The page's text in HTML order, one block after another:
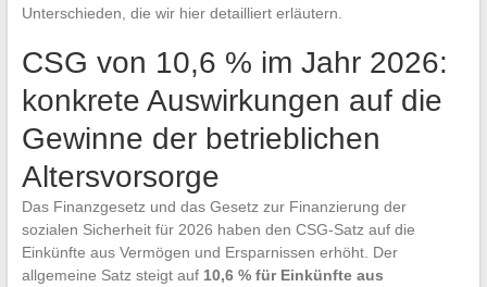
Unterschieden, die wir hier detailliert erläutern.
CSG von 10,6 % im Jahr 2026:
konkrete Auswirkungen auf die
Gewinne der betrieblichen
Altersvorsorge
Das Finanzgesetz und das Gesetz zur Finanzierung der
sozialen Sicherheit für 2026 haben den CSG-Satz auf die
Einkünfte aus Vermögen und Ersparnissen erhöht. Der
allgemeine Satz steigt auf 10,6 % für Einkünfte aus